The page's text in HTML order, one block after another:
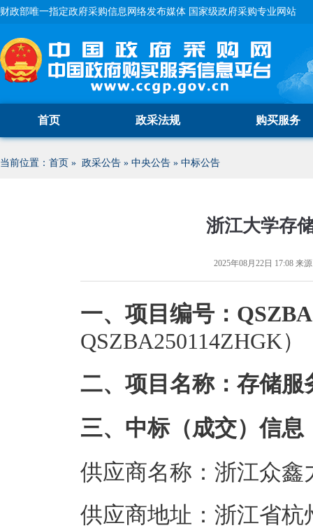
财政部唯一指定政府采购信息网络发布媒体 国家级政府采购专业网站
首页 政采法规 购买服务
当前位置： 首页 » 政采公告 » 中央公告 » 中标公告
浙江大学存
2025年08月22日 17:08 来
一、项目编号：
QSZBA250114ZHGK）
二、项目名称：存储服
三、中标（成交）信息
供应商名称：浙江众鑫
供应商地址：浙江省杭